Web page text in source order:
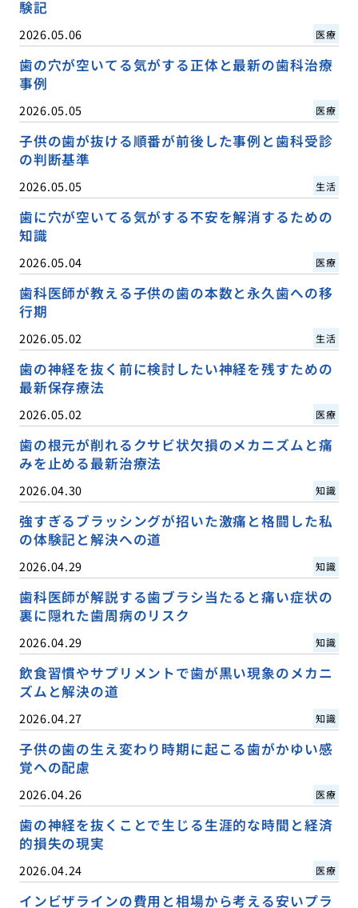
験記
2026.05.06 医療
歯の穴が空いてる気がする正体と最新の歯科治療
事例
2026.05.05 医療
子供の歯が抜ける順番が前後した事例と歯科受診
の判断基準
2026.05.05 生活
歯に穴が空いてる気がする不安を解消するための
知識
2026.05.04 医療
歯科医師が教える子供の歯の本数と永久歯への移
行期
2026.05.02 生活
歯の神経を抜く前に検討したい神経を残すための
最新保存療法
2026.05.02 医療
歯の根元が削れるクサビ状欠損のメカニズムと痛
みを止める最新治療法
2026.04.30 知識
強すぎるブラッシングが招いた激痛と格闘した私
の体験記と解決への道
2026.04.29 知識
歯科医師が解説する歯ブラシ当たると痛い症状の
裏に隠れた歯周病のリスク
2026.04.29 知識
飲食習慣やサプリメントで歯が黒い現象のメカニ
ズムと解決の道
2026.04.27 知識
子供の歯の生え変わり時期に起こる歯がかゆい感
覚への配慮
2026.04.26 医療
歯の神経を抜くことで生じる生涯的な時間と経済
的損失の現実
2026.04.24 医療
インビザラインの費用と相場から考える安いプラ